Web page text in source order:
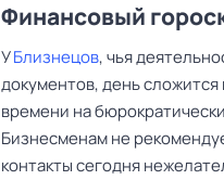
Финансовый
УБлизнецов, чья
документов, день
времени на
Бизнесменам не
контакты сегодня